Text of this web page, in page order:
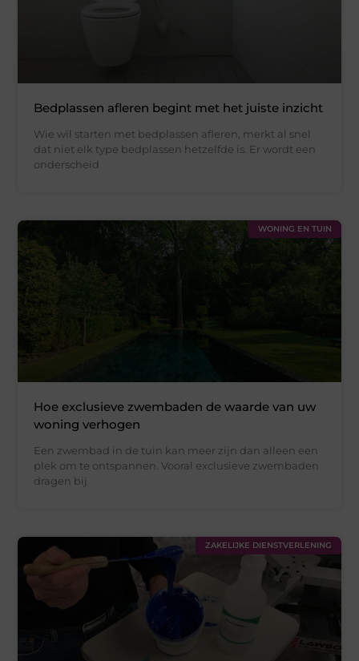
Bedplassen afleren begint met het juiste inzicht
Wie wil starten met bedplassen afleren, merkt al snel
dat niet elk type bedplassen hetzelfde is. Er wordt een
onderscheid
WONING EN TUIN
Hoe exclusieve zwembaden de waarde van uw
woning verhogen
Een zwembad in de tuin kan meer zijn dan alleen een
plek om te ontspannen. Vooral exclusieve zwembaden
dragen bij
ZAKELIJKE DIENSTVERLENING